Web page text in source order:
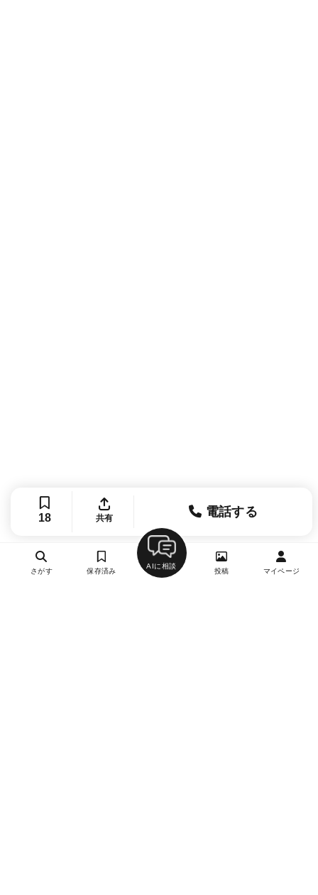
18 共有 電話する
さがす 保存済み
AIに相談
投稿 マイページ